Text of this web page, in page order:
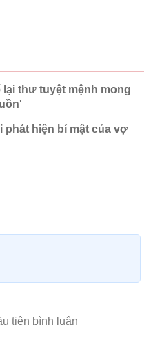
thư tuyệt mệnh mong
phát hiện bí mật của vợ